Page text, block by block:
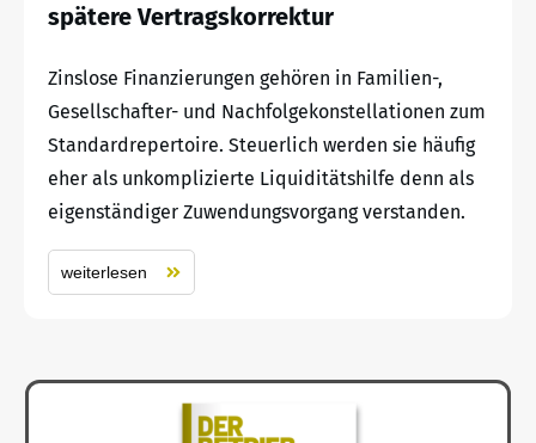
spätere Vertragskorrektur
Zinslose Finanzierungen gehören in Familien-,
Gesellschafter- und Nachfolgekonstellationen zum
Standardrepertoire. Steuerlich werden sie häufig
eher als unkomplizierte Liquiditätshilfe denn als
eigenständiger Zuwendungsvorgang verstanden.
weiterlesen